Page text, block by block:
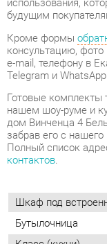
Готовые комплекты
дом Винченца 4
забрав его с нашего
Полный список
контактов.
Шкаф под
Бутылочница
Класс (кухни)
Материал
Цвет
Материал